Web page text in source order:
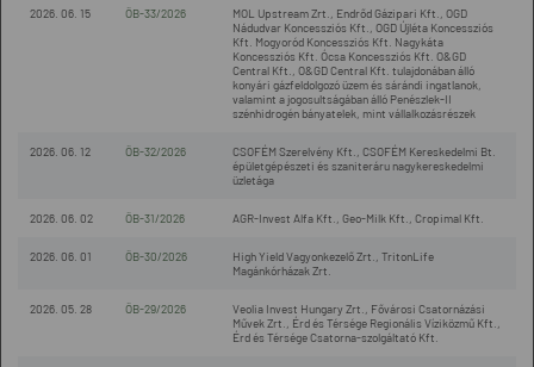
2026. 06. 15 ÖB-33/2026
MOL Upstream Zrt., Endrőd Gázipari Kft., OGD
Nádudvar Koncessziós Kft., OGD Újléta Koncessziós
Kft. Mogyoród Koncessziós Kft. Nagykáta
Koncessziós Kft. Ócsa Koncessziós Kft. O&GD
Central Kft., O&GD Central Kft. tulajdonában álló
konyári gázfeldolgozó üzem és sárándi ingatlanok,
valamint a jogosultságában álló Penészlek-II
szénhidrogén bányatelek, mint vállalkozásrészek
2026. 06. 12 ÖB-32/2026
CSOFÉM Szerelvény Kft., CSOFÉM Kereskedelmi Bt.
épületgépészeti és szaniteráru nagykereskedelmi
üzletága
2026. 06. 02 ÖB-31/2026 AGR-Invest Alfa Kft., Geo-Milk Kft., Cropimal Kft.
2026. 06. 01 ÖB-30/2026
High Yield Vagyonkezelő Zrt., TritonLife
Magánkórházak Zrt.
2026. 05. 28 ÖB-29/2026
Veolia Invest Hungary Zrt., Fővárosi Csatornázási
Művek Zrt., Érd és Térsége Regionális Víziközmű Kft.,
Érd és Térsége Csatorna-szolgáltató Kft.